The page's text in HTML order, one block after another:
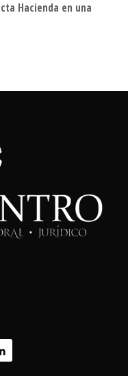
Hacienda en una